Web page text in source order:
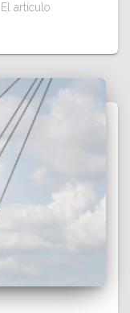
artículo